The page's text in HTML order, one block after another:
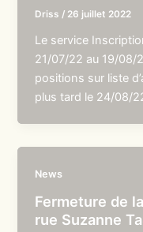
Driss / 26 juillet 2022
Le service
21/07/22 au 19/08/
positions sur liste
plus tard le 24/08/
News
Fermeture de
rue Suzanne